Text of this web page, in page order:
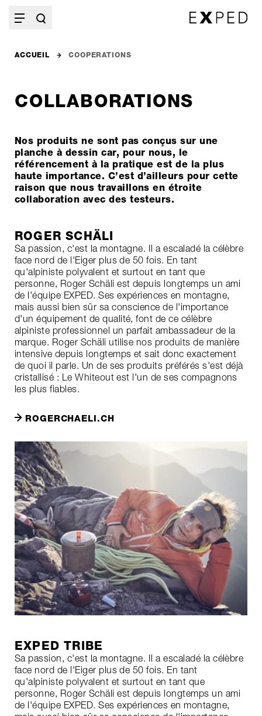
ACCUEIL COOPERATIONS
COLLABORATIONS
Nos produits ne sont pas conçus sur une
planche à dessin car, pour nous, le
référencement à la pratique est de la plus
haute importance. C’est d’ailleurs pour cette
raison que nous travaillons en étroite
collaboration avec des testeurs.
ROGER SCHÄLI
Sa passion, c'est la montagne. Il a escaladé la célèbre
face nord de l'Eiger plus de 50 fois. En tant
qu'alpiniste polyvalent et surtout en tant que
personne, Roger Schäli est depuis longtemps un ami
de l'équipe EXPED. Ses expériences en montagne,
mais aussi bien sûr sa conscience de l'importance
d'un équipement de qualité, font de ce célèbre
alpiniste professionnel un parfait ambassadeur de la
marque. Roger Schäli utilise nos produits de manière
intensive depuis longtemps et sait donc exactement
de quoi il parle. Un de ses produits préférés s'est déjà
cristallisé : Le Whiteout est l'un de ses compagnons
les plus fiables.
ROGERCHAELI.CH
EXPED TRIBE
Sa passion, c'est la montagne. Il a escaladé la célèbre
face nord de l'Eiger plus de 50 fois. En tant
qu'alpiniste polyvalent et surtout en tant que
personne, Roger Schäli est depuis longtemps un ami
de l'équipe EXPED. Ses expériences en montagne,